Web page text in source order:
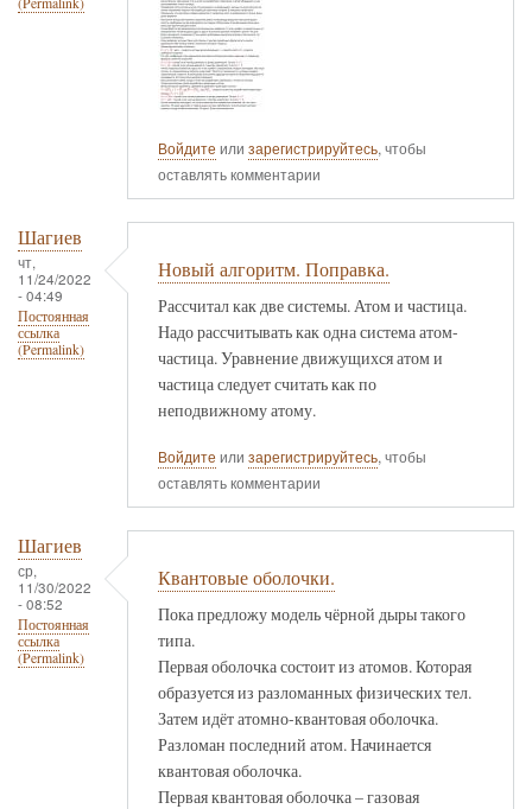
Войдите или зарегистрируйтесь, чтобы
оставлять комментарии
Шагиев
чт,
11/24/2022
- 04:49
Постоянная
ссылка
(Permalink)
Новый алгоритм. Поправка.
Рассчитал как две системы. Атом и частица.
Надо рассчитывать как одна система атом-
частица. Уравнение движущихся атом и
частица следует считать как по
неподвижному атому.
Войдите или зарегистрируйтесь, чтобы
оставлять комментарии
Шагиев
ср,
11/30/2022
- 08:52
Постоянная
ссылка
(Permalink)
Квантовые оболочки.
Пока предложу модель чёрной дыры такого
типа.
Первая оболочка состоит из атомов. Которая
образуется из разломанных физических тел.
Затем идёт атомно-квантовая оболочка.
Разломан последний атом. Начинается
квантовая оболочка.
Первая квантовая оболочка – газовая